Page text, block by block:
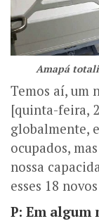
Amapá
Temos aí, um
[quinta-feira,
globalmente,
ocupados,
nossa
esses 18
P: Em algum